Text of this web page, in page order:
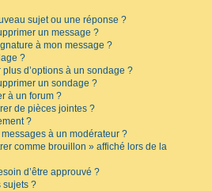
sujet ou une réponse ?
un message ?
à mon message ?
?
d’options à un sondage ?
un sondage ?
à un forum ?
de pièces jointes ?
?
à un modérateur ?
comme brouillon » affiché lors de la
d’être approuvé ?
sujets ?